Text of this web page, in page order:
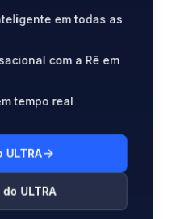
em todas as
com a Rê em
tempo real
ULTRA